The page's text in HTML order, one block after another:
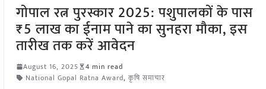
गोपाल रत्न पुरस्कार 2025: पशुपालकों के पास
₹5 लाख का ईनाम पाने का सुनहरा मौका, इस
तारीख तक करें आवेदन
August 16, 2025
4 min read
National Gopal Ratna Award, कृषि समाचार